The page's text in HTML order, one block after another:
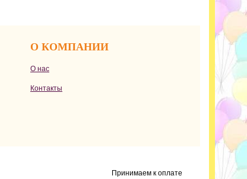
О КОМПАНИИ
О нас
Контакты
Принимаем к оплате